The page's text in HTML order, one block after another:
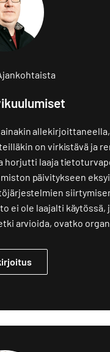
on virkistävä ja
horjutti laaja
päivitykseen
ei ole laajalti käytössä,
arvioida, ovatko